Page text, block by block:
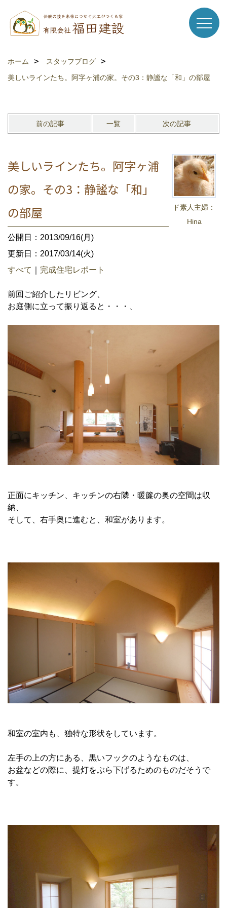
ホーム
スタッフブログ
美しいラインたち。阿字ヶ浦の家。その3：静謐な「和」の部屋
前の記事 一覧 次の記事
ド素人主婦：
Hina
美しいラインたち。阿字ヶ浦
の家。その3：静謐な「和」
の部屋
公開日：2013/09/16(月)
更新日：2017/03/14(火)
すべて
完成住宅レポート
前回ご紹介したリビング、
お庭側に立って振り返ると・・・、
正面にキッチン、キッチンの右隣・暖簾の奥の空間は収
納、
そして、右手奥に進むと、和室があります。
和室の室内も、独特な形状をしています。
左手の上の方にある、黒いフックのようなものは、
お盆などの際に、提灯をぶら下げるためのものだそうで
す。